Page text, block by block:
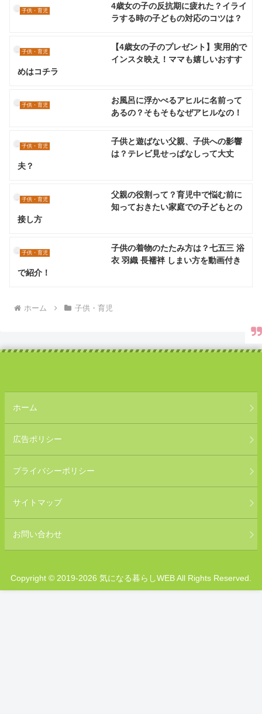
子供・育児
4歳女の子の反抗期に疲れた？イライ
ラする時の子どもの対応のコツは？
子供・育児
【4歳女の子のプレゼント】実用的で
インスタ映え！ママも嬉しいおすす
めはコチラ
子供・育児
お風呂に浮かべるアヒルに名前って
あるの？そもそもなぜアヒルなの！
子供・育児
子供と遊ばない父親、子供への影響
は？テレビ見せっぱなしって大丈
夫？
子供・育児
父親の役割って？育児中で悩む前に
知っておきたい家庭での子どもとの
接し方
子供・育児
子供の着物のたたみ方は？七五三 浴
衣 羽織 長襦袢 しまい方を動画付き
で紹介！
ホーム 子供・育児
ホーム
広告ポリシー
プライバシーポリシー
サイトマップ
お問い合わせ
Copyright © 2019-2026 気になる暮らしWEB All Rights Reserved.